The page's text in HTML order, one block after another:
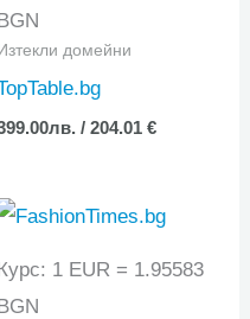
BGN
домейни
лв. / 204.01 €
1 EUR = 1.95583